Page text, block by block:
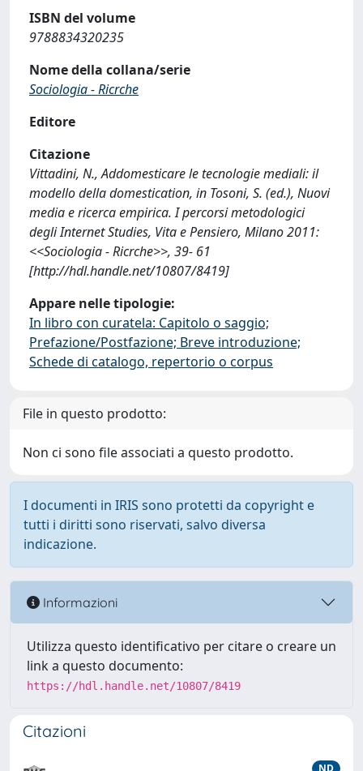
ISBN del volume
9788834320235
Nome della collana/serie
Sociologia - Ricrche
Editore
Citazione
Vittadini, N., Addomesticare le tecnologie mediali: il
modello della domestication, in Tosoni, S. (ed.), Nuovi
media e ricerca empirica. I percorsi metodologici
degli Internet Studies, Vita e Pensiero, Milano 2011:
<<Sociologia - Ricrche>>, 39- 61
[http://hdl.handle.net/10807/8419]
Appare nelle tipologie:
In libro con curatela: Capitolo o saggio;
Prefazione/Postfazione; Breve introduzione;
Schede di catalogo, repertorio o corpus
File in questo prodotto:
Non ci sono file associati a questo prodotto.
I documenti in IRIS sono protetti da copyright e
tutti i diritti sono riservati, salvo diversa
indicazione.
Informazioni
Utilizza questo identificativo per citare o creare un
link a questo documento:
https://hdl.handle.net/10807/8419
Citazioni